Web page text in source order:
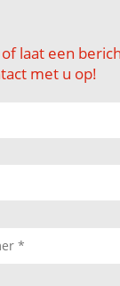
laat een
met u op!